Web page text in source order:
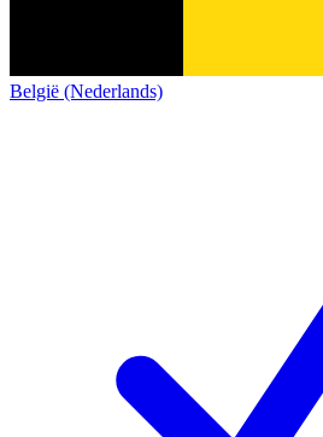
België (Nederlands)